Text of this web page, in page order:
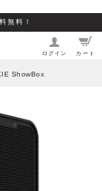
無料！
ログイン カート
ShowBox